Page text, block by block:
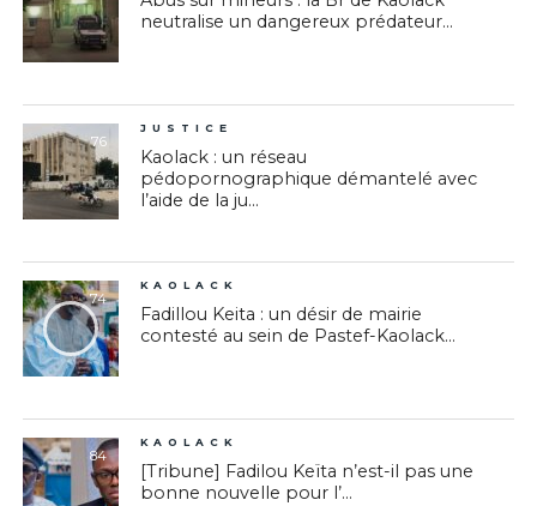
neutralise un dangereux prédateur...
76
JUSTICE
Kaolack : un réseau
pédopornographique démantelé avec
l’aide de la ju...
74
KAOLACK
Fadillou Keita : un désir de mairie
contesté au sein de Pastef-Kaolack...
84
KAOLACK
[Tribune] Fadilou Keïta n’est-il pas une
bonne nouvelle pour l’...